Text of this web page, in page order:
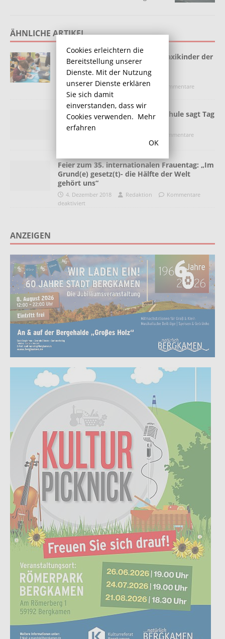
ÄHNLICHE ARTIKEL
Mit Obst, Gemüse und Milch: Maxikinder der
Villa Kunterbunt sind jetzt
„Frühstücksexperten“
9. Februar 2024 Redaktion
Kommentare
deaktiviert
Masern-Verdachtsfall: Gesamtschule sagt Tag
der offenen Tür am Samstag ab
Kommentare
Feier zum 35. internationalen Frauentag: „Im
Grund(e) gesetz(t)- die Hälfte der Welt
gehört uns“
4. Dezember 2018 Redaktion
Kommentare
deaktiviert
ANZEIGEN
Cookies erleichtern die
Bereitstellung unserer
Dienste. Mit der Nutzung
unserer Dienste erklären
Sie sich damit
einverstanden, dass wir
Cookies verwenden. Mehr
erfahren
OK